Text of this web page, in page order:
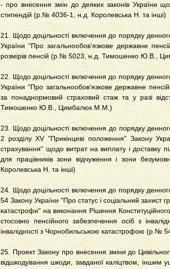
- про внесення змін до деяких законів України
стипендій (р.№ 4036-1, н.д. Королевська Н. та інші)
21. Щодо доцільності включення до порядку
України "Про загальнообов’язкове державне
розмірів пенсій (р.№ 5023, н.д. Тимошенко Ю.В.,
22. Щодо доцільності включення до порядку
України "Про загальнообов’язкове державне
за понаднормовий страховий стаж та у разі
Тимошенко Ю.В., Цимбалюк М.М.)
23. Щодо доцільності включення до порядку
2 розділу XV "Прикінцеві положення" Закону
страхування" щодо витрат на виплату і доставку
для працівників зони відчуження і зони
Королевська Н. та інші)
24. Щодо доцільності включення до порядку
54 Закону України "Про статус і соціальний захист
катастрофи" на виконання Рішення
стосовно пенсійного забезпечення осіб з
інвалідності з Чорнобильською катастрофою (р.№
25. Проект Закону про внесення зміни до
відшкодування шкоди, завданої каліцтвом,